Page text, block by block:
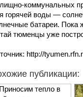
коммунальных
горячей воды —
батареи. Пока
тюменцы уже
http://
публикации: